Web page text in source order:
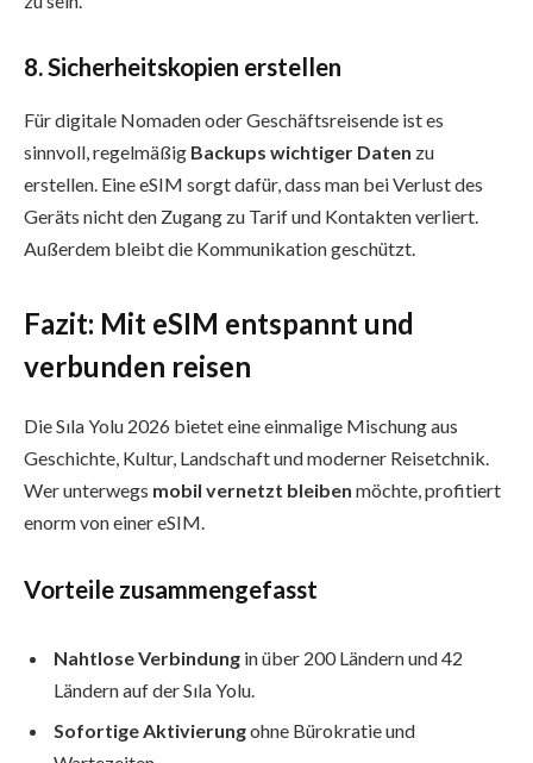
8. Sicherheitskopien erstellen
Für digitale Nomaden oder Geschäftsreisende ist es
sinnvoll, regelmäßig Backups wichtiger Daten zu
erstellen. Eine eSIM sorgt dafür, dass man bei Verlust des
Geräts nicht den Zugang zu Tarif und Kontakten verliert.
Außerdem bleibt die Kommunikation geschützt.
Fazit: Mit eSIM entspannt und
verbunden reisen
Die Sıla Yolu 2026 bietet eine einmalige Mischung aus
Geschichte, Kultur, Landschaft und moderner Reisetchnik.
Wer unterwegs mobil vernetzt bleiben möchte, profitiert
enorm von einer eSIM.
Vorteile zusammengefasst
Nahtlose Verbindung in über 200 Ländern und 42
Ländern auf der Sıla Yolu.
Sofortige Aktivierungohne Bürokratie und